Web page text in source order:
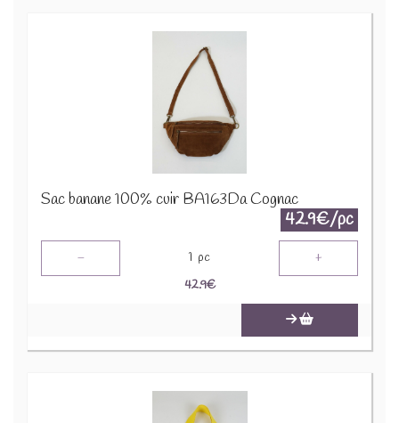
Sac banane 100% cuir BA163Da Cognac
42.9€/pc
- 1 pc +
42.9€